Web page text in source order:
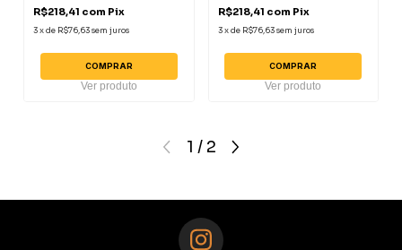
R$218,41 com Pix
3xde R$76,63sem juros
COMPRAR
Ver produto
R$218,41 com Pix
3 xde R$76,63 sem juros
COMPRAR
Ver produto
1 / 2